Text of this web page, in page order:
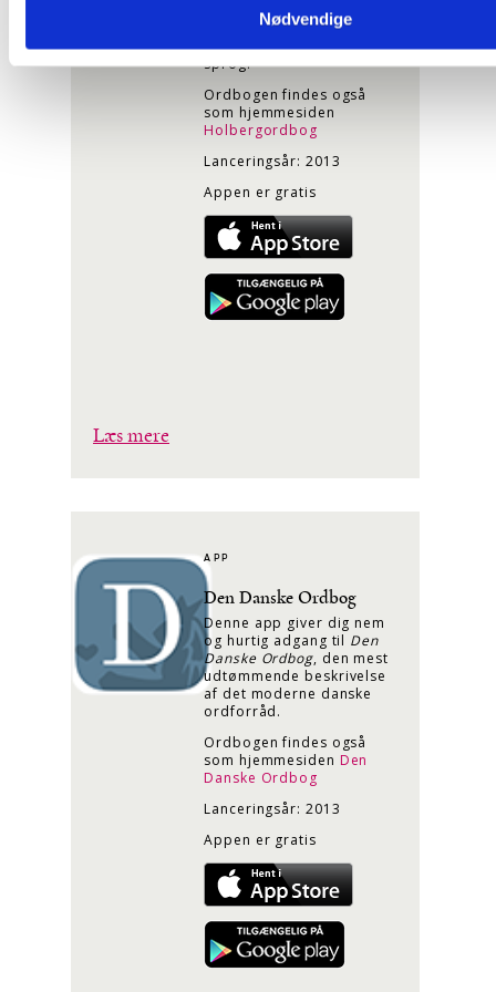
Nødvendige
værker og dermed en
væsentlig del af
oplysningstidens danske
sprog.
Ordbogen findes også
som hjemmesiden
Holbergordbog
Lanceringsår: 2013
Appen er gratis
Læs mere
APP
Den Danske Ordbog
Denne app giver dig nem
og hurtig adgang til Den
Danske Ordbog, den mest
udtømmende beskrivelse
af det moderne danske
ordforråd.
Ordbogen findes også
som hjemmesiden Den
Danske Ordbog
Lanceringsår: 2013
Appen er gratis